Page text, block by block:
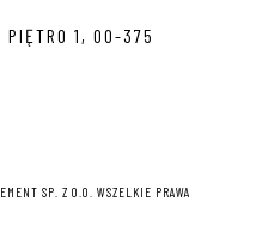
PIĘTRO 1, 00-375
SP. Z O.O. WSZELKIE PRAWA